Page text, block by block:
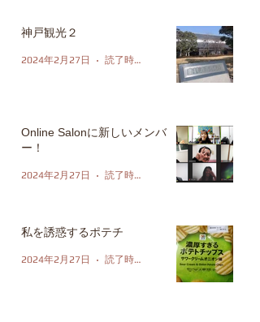
神戸観光２
2024年2月27日 読了時間: 1分
Online Salonに新しいメンバ
ー！
2024年2月27日 読了時間: 1分
私を誘惑するポテチ
2024年2月27日 読了時間: 1分